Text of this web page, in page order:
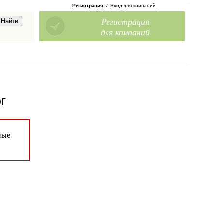
Регистрация / Вход для компаний
Регистрация
для компаний